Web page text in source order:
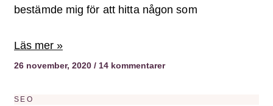
bestämde mig för att hitta någon som
Läs mer »
26 november, 2020 14 kommentarer
SEO